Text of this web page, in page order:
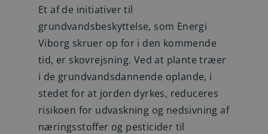
Et af de initiativer til
grundvandsbeskyttelse, som Energi
Viborg skruer op for i den kommende
tid, er skovrejsning. Ved at plante træer
i de grundvandsdannende oplande, i
stedet for at jorden dyrkes, reduceres
risikoen for udvaskning og nedsivning af
næringsstoffer og pesticider til